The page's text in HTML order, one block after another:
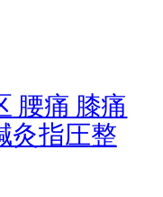
腰痛 膝痛
灸指圧整